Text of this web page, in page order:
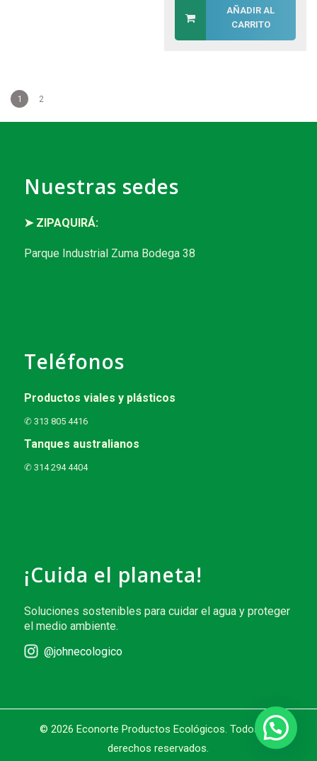
AÑADIR AL
CARRITO
1 2
Nuestras sedes
➤ ZIPAQUIRÁ:
Parque Industrial Zuma Bodega 38
Teléfonos
Productos viales y plásticos
✆ 313 805 4416
Tanques australianos
✆ 314 294 4404
¡Cuida el planeta!
Soluciones sostenibles para cuidar el agua y proteger
el medio ambiente.
@johnecologico
© 2026 Econorte Productos Ecológicos. Todos los
derechos reservados.